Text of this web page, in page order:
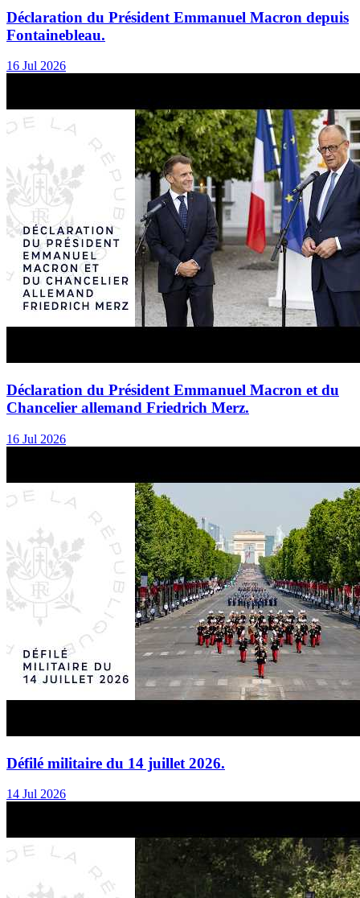
Déclaration du Président Emmanuel Macron depuis
Fontainebleau.
16 Jul 2026
Déclaration du Président Emmanuel Macron et du
Chancelier allemand Friedrich Merz.
16 Jul 2026
Défilé militaire du 14 juillet 2026.
14 Jul 2026